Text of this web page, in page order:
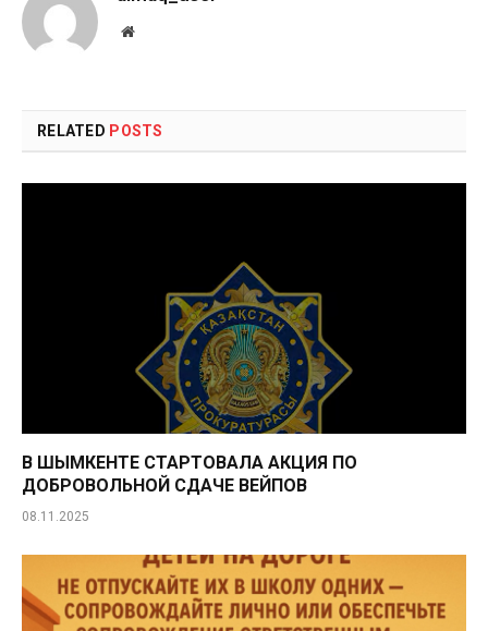
Website
RELATED POSTS
В ШЫМКЕНТЕ СТАРТОВАЛА АКЦИЯ ПО
ДОБРОВОЛЬНОЙ СДАЧЕ ВЕЙПОВ
08.11.2025